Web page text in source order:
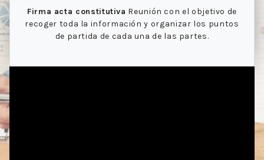
Firma acta constitutiva Reunión con el objetivo de
recoger toda la información y organizar los puntos
de partida de cada una de las partes.